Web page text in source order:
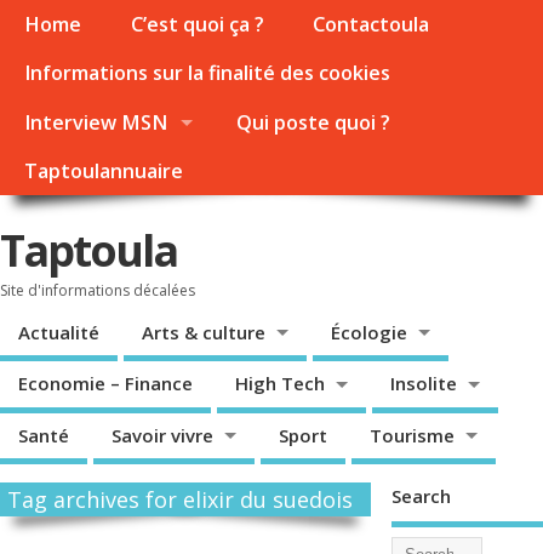
Home C’est quoi ça ?
Contactoula
Informations sur la finalité des cookies
Interview MSN
Qui poste quoi ?
Taptoulannuaire
Taptoula
Site d'informations décalées
Actualité Arts & culture Écologie
Economie – Finance High Tech Insolite
Santé Savoir vivre Sport Tourisme
Tag archives for elixir du suedois Search